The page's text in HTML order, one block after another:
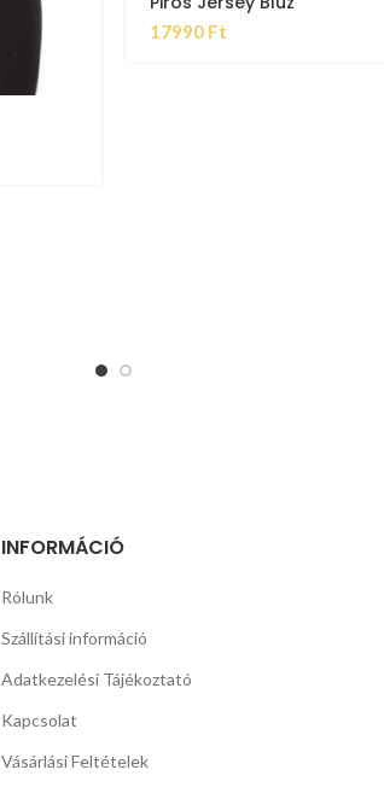
17990 Ft
INFORMÁCIÓ
Rólunk
Szállítási információ
Adatkezelési Tájékoztató
Kapcsolat
Vásárlási Feltételek